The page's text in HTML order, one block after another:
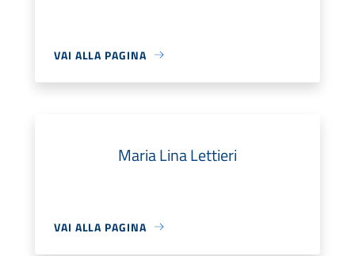
VAI ALLA PAGINA
Maria Lina Lettieri
VAI ALLA PAGINA